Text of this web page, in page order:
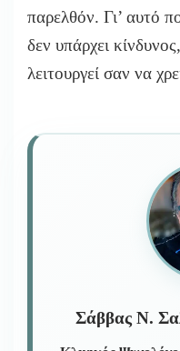
παρελθόν. Γι’ αυτό
δεν υπάρχει
λειτουργεί σαν να
Σάββας Ν.